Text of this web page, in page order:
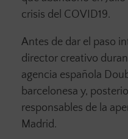
crisis del COVID19.
Antes de dar el paso
director creativo
agencia española
barcelonesa y,
responsables de la
Madrid.